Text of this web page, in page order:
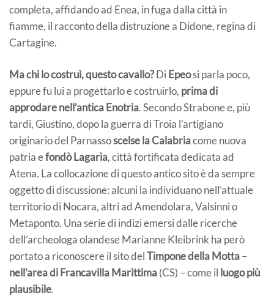
completa, affidando ad Enea, in fuga dalla città in
fiamme, il racconto della distruzione a Didone, regina di
Cartagine.
Ma chi lo costruì, questo cavallo?Di Epeosi parla poco,
eppure fu lui a progettarlo e costruirlo, prima di
approdare nell’antica Enotria. Secondo Strabone e, più
tardi, Giustino, dopo la guerra di Troia l’artigiano
originario del Parnassoscelse la Calabriacome nuova
patria efondò Lagarìa, città fortificata dedicata ad
Atena. La collocazione di questo antico sito è da sempre
oggetto di discussione: alcuni la individuano nell’attuale
territorio di Nocara, altri ad Amendolara, Valsinni o
Metaponto. Una serie di indizi emersi dalle ricerche
dell’archeologa olandese Marianne Kleibrink ha però
portato a riconoscere il sito delTimpone della Motta–
nell’area di Francavilla Marittima(CS) – come il luogo più
plausibile.